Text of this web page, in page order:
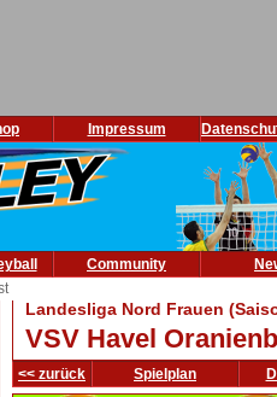
Impressum
Community
Landesliga Nord Frauen
VSV Havel
<< zurück Spielplan